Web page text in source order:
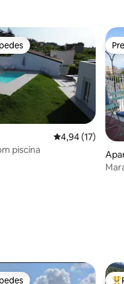
89 avaliações
4,94 de uma
4,94 (17)
piscina